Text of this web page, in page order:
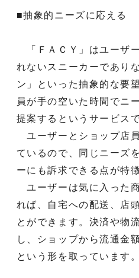
■抽象的ニーズに応える
「ＦＡＣＹ」はユーザ
れないスニーカーであり
ン」といった抽象的な要
員が手の空いた時間でニ
提案するというサービスで
ユーザーとショップ店
ているので、同じニーズ
ーにも訴求できる点が特
ユーザーは気に入った
れば、自宅への配送、店
とができます。決済や物
し、ショップから流通金
という形を取っています。